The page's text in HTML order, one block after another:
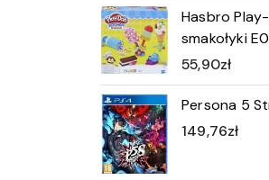
Hasbro
smakołyki
55,90zł
Persona 5
149,76zł